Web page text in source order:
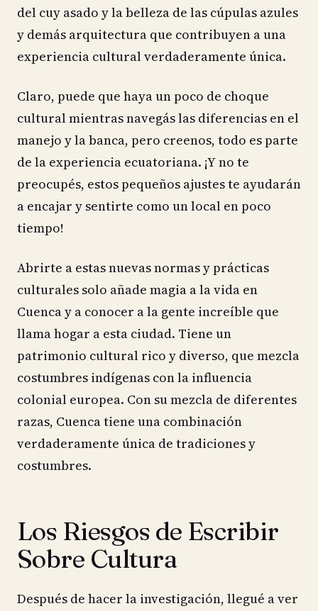
del cuy asado y la belleza de las cúpulas azules
y demás arquitectura que contribuyen a una
experiencia cultural verdaderamente única.
Claro, puede que haya un poco de choque
cultural mientras navegás las diferencias en el
manejo y la banca, pero creenos, todo es parte
de la experiencia ecuatoriana. ¡Y no te
preocupés, estos pequeños ajustes te ayudarán
a encajar y sentirte como un local en poco
tiempo!
Abrirte a estas nuevas normas y prácticas
culturales solo añade magia a la vida en
Cuenca y a conocer a la gente increíble que
llama hogar a esta ciudad. Tiene un
patrimonio cultural rico y diverso, que mezcla
costumbres indígenas con la influencia
colonial europea. Con su mezcla de diferentes
razas, Cuenca tiene una combinación
verdaderamente única de tradiciones y
costumbres.
Los Riesgos de Escribir
Sobre Cultura
Después de hacer la investigación, llegué a ver